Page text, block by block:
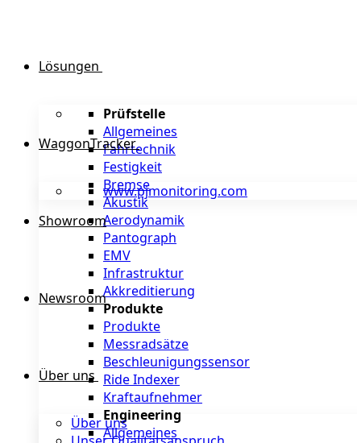
Lösungen
Prüfstelle
Allgemeines
Fahrtechnik
Festigkeit
Bremse
Akustik
Aerodynamik
Pantograph
EMV
Infrastruktur
Akkreditierung
Produkte
Produkte
Messradsätze
Beschleunigungssensor
Ride Indexer
Kraftaufnehmer
Engineering
Allgemeines
WaggonTracker
www.pjmonitoring.com
Showroom
Newsroom
Über uns
Über uns